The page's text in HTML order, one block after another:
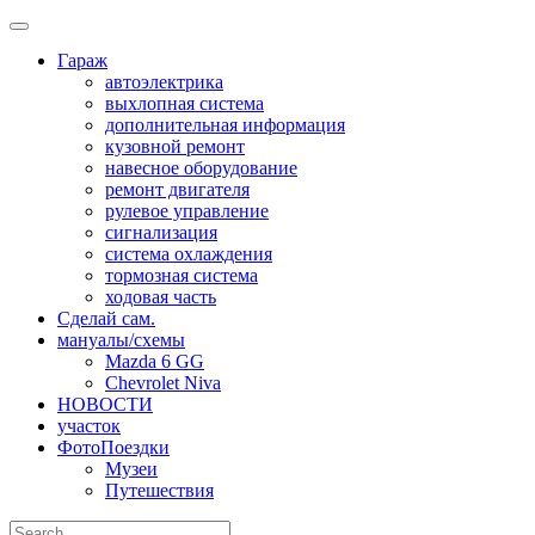
Skip
contentГараж
автоэлектрика
выхлопная система
дополнительная информация
кузовной ремонт
навесное оборудование
ремонт двигателя
рулевое управление
сигнализация
система охлаждения
тормозная система
ходовая часть
Сделай сам.
мануалы/схемы
Mazda 6 GG
Chevrolet Niva
НОВОСТИ
участок
ФотоПоездки
Музеи
Путешествия
Search